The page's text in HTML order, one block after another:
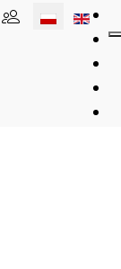
Wybierz swój